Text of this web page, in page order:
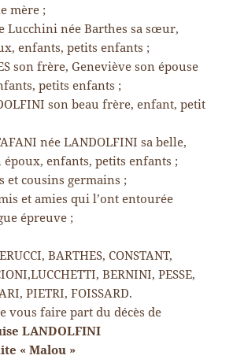
mère ;
Lucchini née Barthes sa sœur,
enfants, petits enfants ;
son frère, Geneviève son épouse
petits enfants ;
son beau frère, enfant, petit
née LANDOLFINI sa belle,
enfants, petits enfants ;
et cousins germains ;
et amies qui l’ont entourée
épreuve ;
BARTHES, CONSTANT,
BERNINI, PESSE,
PIETRI, FOISSARD.
vous faire part du décès de
LANDOLFINI
« Malou »